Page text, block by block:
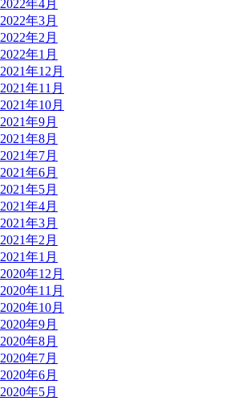
2022年4月
2022年3月
2022年2月
2022年1月
2021年12月
2021年11月
2021年10月
2021年9月
2021年8月
2021年7月
2021年6月
2021年5月
2021年4月
2021年3月
2021年2月
2021年1月
2020年12月
2020年11月
2020年10月
2020年9月
2020年8月
2020年7月
2020年6月
2020年5月